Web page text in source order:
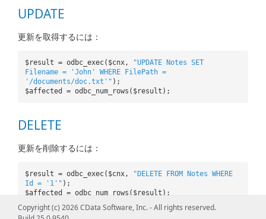
UPDATE
更新を取得するには：
$result = odbc_exec($cnx,
"UPDATE Notes SET
Filename = 'John' WHERE FilePath =
'/documents/doc.txt'" );
$affected = odbc_num_rows($result);
DELETE
更新を削除するには：
$result = odbc_exec($cnx,
"DELETE FROM Notes WHERE
Id = '1'" );
$affected = odbc_num_rows($result);
Copyright (c) 2026 CData Software, Inc. - All rights reserved.